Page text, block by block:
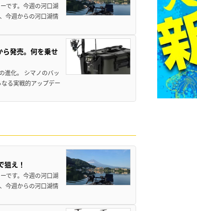
です。今週の河口湖
今週からの河口湖情
ら発売。何を乗せ
進化。 シマノのバッ
る実戦的アップデー
狙え！
です。今週の河口湖
今週からの河口湖情